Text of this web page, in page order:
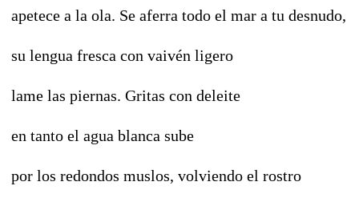
apetece a la ola. Se aferra todo el mar a tu desnudo,
su lengua fresca con vaivén ligero
lame las piernas. Gritas con deleite
en tanto el agua blanca sube
por los redondos muslos, volviendo el rostro